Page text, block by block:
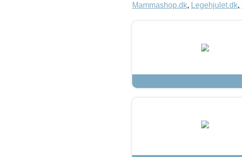
Mammashop.dk, Legehjulet.dk,